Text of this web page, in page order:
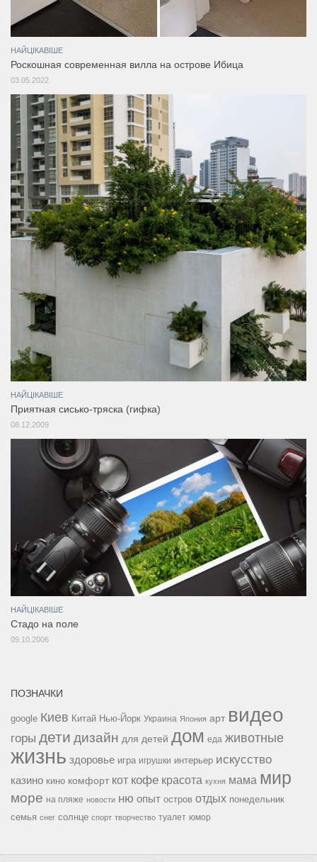
НАЙЦІКАВІШЕ
Роскошная современная вилла на острове Ибица
03.05.2022
НАЙЦІКАВІШЕ
Приятная сисько-тряска (гифка)
08.12.2009
НАЙЦІКАВІШЕ
Стадо на поле
09.10.2006
ПОЗНАЧКИ
google Киев Китай Нью-Йорк Украина Япония арт видео
горы дети дизайн для детей дом еда животные
жизнь здоровье игра игрушки интерьер искусство
казино кино комфорт кот кофе красота кухня мама мир
море на пляже новости ню опыт остров отдых понедельник
семья снег солнце спорт творчество туалет юмор